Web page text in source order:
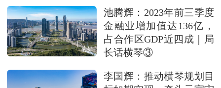
池腾辉：2023年前三季度
金融业增加值达136亿，
占合作区GDP近四成｜局
长话横琴③
李国辉：推动横琴规划目